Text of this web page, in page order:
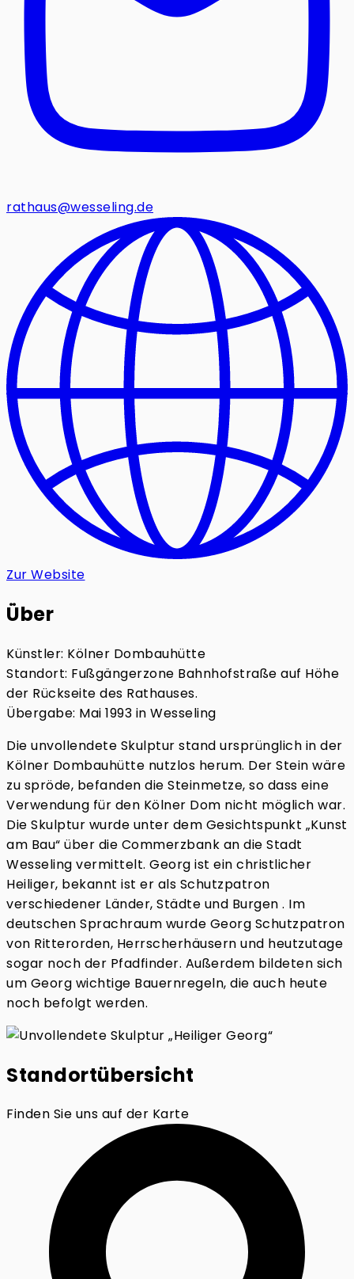
rathaus@wesseling.de
Zur Website
Über
Künstler: Kölner Dombauhütte
Standort: Fußgängerzone Bahnhofstraße auf Höhe
der Rückseite des Rathauses.
Übergabe: Mai 1993 in Wesseling
Die unvollendete Skulptur stand ursprünglich in der
Kölner Dombauhütte nutzlos herum. Der Stein wäre
zu spröde, befanden die Steinmetze, so dass eine
Verwendung für den Kölner Dom nicht möglich war.
Die Skulptur wurde unter dem Gesichtspunkt „Kunst
am Bau“ über die Commerzbank an die Stadt
Wesseling vermittelt. Georg ist ein christlicher
Heiliger, bekannt ist er als Schutzpatron
verschiedener Länder, Städte und Burgen . Im
deutschen Sprachraum wurde Georg Schutzpatron
von Ritterorden, Herrscherhäusern und heutzutage
sogar noch der Pfadfinder. Außerdem bildeten sich
um Georg wichtige Bauernregeln, die auch heute
noch befolgt werden.
Standortübersicht
Finden Sie uns auf der Karte